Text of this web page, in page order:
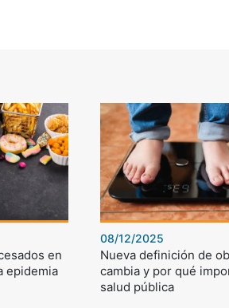
en
epidemia
08/12/2025
Nueva definición de
cambia y por qué
salud pública